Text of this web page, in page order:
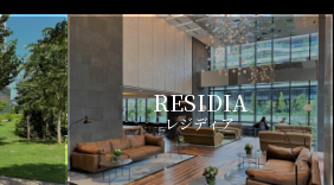
RESIDIA
レジディア